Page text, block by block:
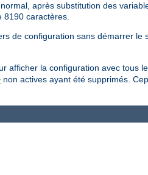
après substitution des
8190 caractères.
de configuration sans démarrer le
afficher la configuration avec tous
non actives ayant été supprimés.